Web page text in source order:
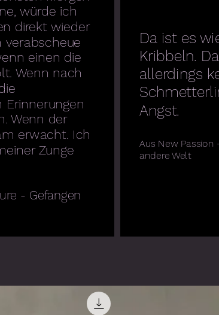
würde ich
direkt wieder
verabscheue
einen die
Wenn nach
Erinnerungen
Wenn der
erwacht. Ich
Zunge
- Gefangen
Da ist es
Kribbeln.
allerdings
Angst.
Aus New Passion
andere Welt